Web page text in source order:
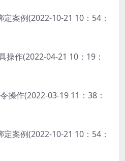
案例(2022-10-21 10：54：
操作(2022-04-21 10：19：
操作(2022-03-19 11：38：
案例(2022-10-21 10：54：